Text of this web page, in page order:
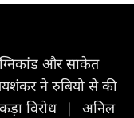
और साकेत
ने रुबियो से की
विरोध |
अनिल